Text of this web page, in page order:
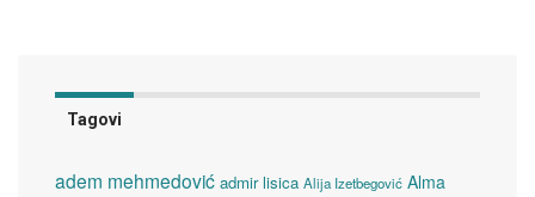
Tagovi
adem mehmedović admir lisica Alija Izetbegović Alma